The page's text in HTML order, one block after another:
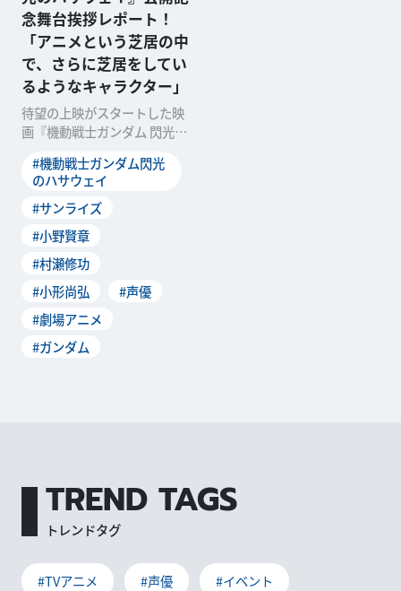
念舞台挨拶レポート！
「アニメという芝居の中
で、さらに芝居をしてい
るようなキャラクター」
待望の上映がスタートした映
画『機動戦士ガンダム 閃光の
（日）には東京・丸の内
#機動戦士ガンダム閃光
のハサウェイ
#サンライズ
#小野賢章
#村瀬修功
#小形尚弘
#声優
#劇場アニメ
#ガンダム
TREND TAGS
トレンドタグ
#TVアニメ #声優 #イベント